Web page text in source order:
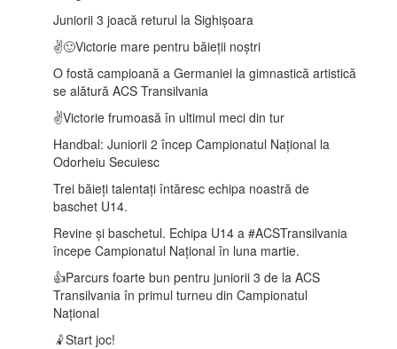
Juniorii 3 joacă returul la Sighișoara
✌️🙂Victorie mare pentru băieții noștri
O fostă campioană a Germaniei la gimnastică artistică
se alătură ACS Transilvania
✌️Victorie frumoasă în ultimul meci din tur
Handbal: Juniorii 2 încep Campionatul Național la
Odorheiu Secuiesc
Trei băieți talentați întăresc echipa noastră de
baschet U14.
Revine și baschetul. Echipa U14 a #ACSTransilvania
începe Campionatul Național în luna martie.
👍Parcurs foarte bun pentru juniorii 3 de la ACS
Transilvania în primul turneu din Campionatul
Național
🤾Start joc!